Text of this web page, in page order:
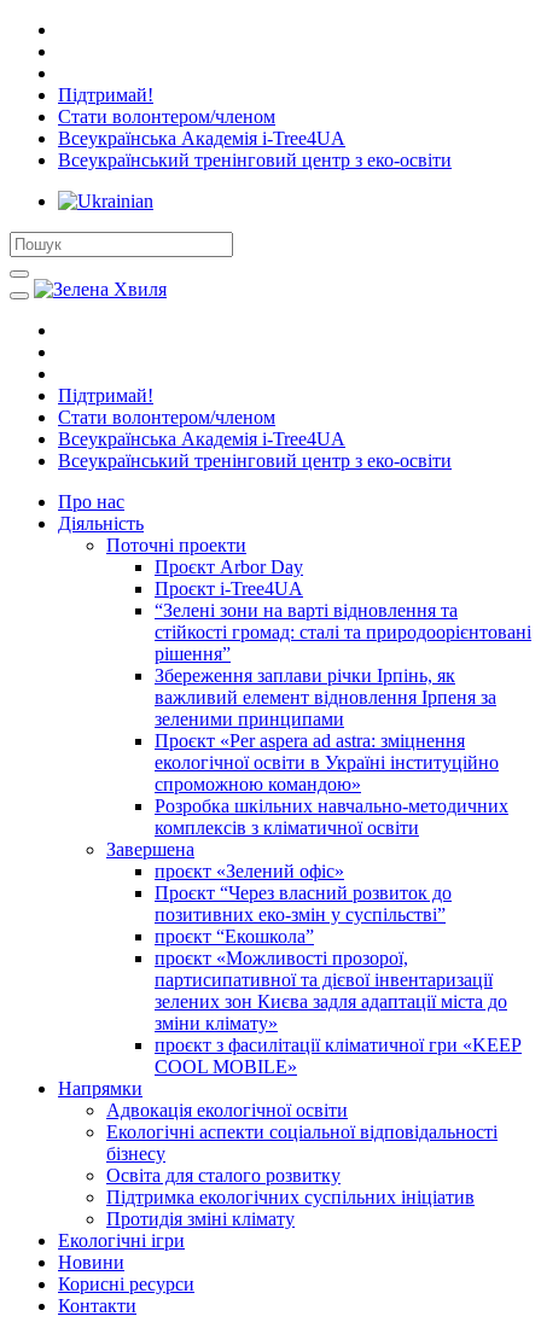
Підтримай!
Стати волонтером/членом
Всеукраїнська Академія i-Tree4UA
Всеукраїнський тренінговий центр з еко-освіти
Підтримай!
Стати волонтером/членом
Всеукраїнська Академія i-Tree4UA
Всеукраїнський тренінговий центр з еко-освіти
Про нас
Діяльність
Поточні проекти
Проєкт Arbor Day
Проєкт i-Tree4UA
“Зелені зони на варті відновлення та
стійкості громад: cталі та природоорієнтовані
рішення”
Збереження заплави річки Ірпінь, як
важливий елемент відновлення Ірпеня за
зеленими принципами
Проєкт «Per aspera ad astra: зміцнення
екологічної освіти в Україні інституційно
спроможною командою»
Розробка шкільних навчально-методичних
комплексів з кліматичної освіти
Завершена
проєкт «Зелений офіс»
Проєкт “Через власний розвиток до
позитивних еко-змін у суспільстві”
проєкт “Екошкола”
проєкт «Можливості прозорої,
партисипативної та дієвої інвентаризації
зелених зон Києва задля адаптації міста до
зміни клімату»
проєкт з фасилітації кліматичної гри «KEEP
COOL MOBILE»
Напрямки
Адвокація екологічної освіти
Екологічні аспекти соціальної відповідальності
бізнесу
Освіта для сталого розвитку
Підтримка екологічних суспільних ініціатив
Протидія зміні клімату
Екологічні ігри
Новини
Корисні ресурси
Контакти